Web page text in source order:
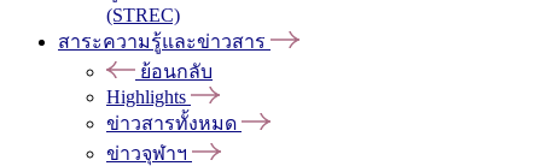
(STREC)
สาระความรู้และข่าวสาร
ย้อนกลับ
Highlights
ข่าวสารทั้งหมด
ข่าวจุฬาฯ